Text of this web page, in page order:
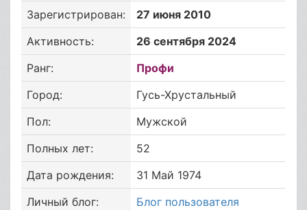
Зарегистрирован:
27 июня 2010
Активность:
26 сентября 2024
Ранг:
Профи
Город:
Гусь-Хрустальный
Пол:
Мужской
Полных лет:
52
Дата рождения:
31 Май 1974
Личный блог:
Блог пользователя